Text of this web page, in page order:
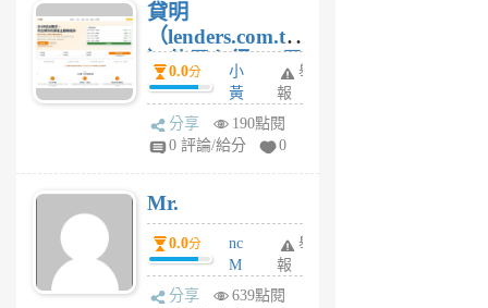
貸明
（lenders.com.tw
）使用心得 — 民
間貸款比較平台
體驗
0.0分
小
黃
蜂
1
舉
報
分享
190點閱
0 評論/給分
0
Mr.
0.0分
nc
M
U
舉
報
分享
639點閱